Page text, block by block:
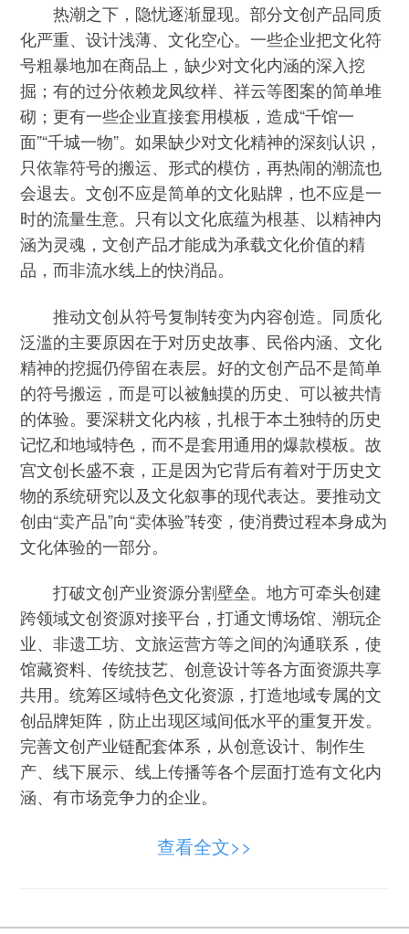
热潮之下，隐忧逐渐显现。部分文创产品同质
化严重、设计浅薄、文化空心。一些企业把文化符
号粗暴地加在商品上，缺少对文化内涵的深入挖
掘；有的过分依赖龙凤纹样、祥云等图案的简单堆
砌；更有一些企业直接套用模板，造成“千馆一
面”“千城一物”。如果缺少对文化精神的深刻认识，
只依靠符号的搬运、形式的模仿，再热闹的潮流也
会退去。文创不应是简单的文化贴牌，也不应是一
时的流量生意。只有以文化底蕴为根基、以精神内
涵为灵魂，文创产品才能成为承载文化价值的精
品，而非流水线上的快消品。
推动文创从符号复制转变为内容创造。同质化
泛滥的主要原因在于对历史故事、民俗内涵、文化
精神的挖掘仍停留在表层。好的文创产品不是简单
的符号搬运，而是可以被触摸的历史、可以被共情
的体验。要深耕文化内核，扎根于本土独特的历史
记忆和地域特色，而不是套用通用的爆款模板。故
宫文创长盛不衰，正是因为它背后有着对于历史文
物的系统研究以及文化叙事的现代表达。要推动文
创由“卖产品”向“卖体验”转变，使消费过程本身成为
文化体验的一部分。
打破文创产业资源分割壁垒。地方可牵头创建
跨领域文创资源对接平台，打通文博场馆、潮玩企
业、非遗工坊、文旅运营方等之间的沟通联系，使
馆藏资料、传统技艺、创意设计等各方面资源共享
共用。统筹区域特色文化资源，打造地域专属的文
创品牌矩阵，防止出现区域间低水平的重复开发。
完善文创产业链配套体系，从创意设计、制作生
产、线下展示、线上传播等各个层面打造有文化内
涵、有市场竞争力的企业。
拓展多维融合的消费场景。打破文创销售局限
查看全文>>